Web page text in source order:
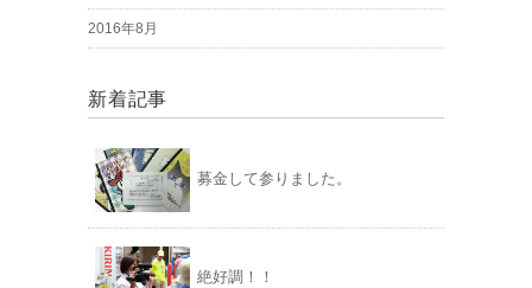
2016年8月
新着記事
募金して参りました。
絶好調！！